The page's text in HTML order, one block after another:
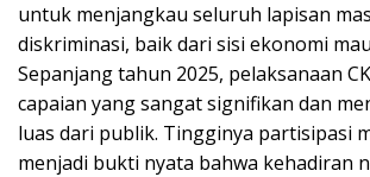
untuk menjangkau seluruh lapisan
diskriminasi, baik dari sisi ekonomi
Sepanjang tahun 2025, pelaksanaan
capaian yang sangat signifikan dan
luas dari publik. Tingginya partisipasi
menjadi bukti nyata bahwa kehadiran